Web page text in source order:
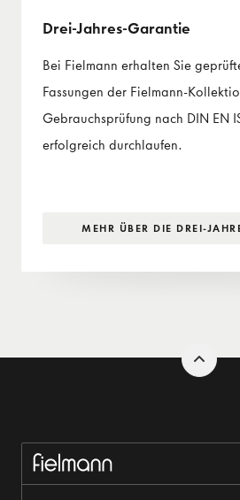
Drei-Jahres-Garantie
Bei Fielmann erhalten Sie
Fassungen der Fielmann-
Gebrauchsprüfung nach DIN EN
erfolgreich durchlaufen.
MEHR ÜBER DIE DREI-